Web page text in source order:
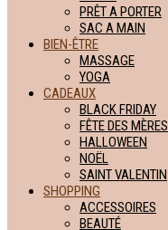
PRÊT A PORTER
SAC A MAIN
BIEN-ÊTRE
MASSAGE
YOGA
CADEAUX
BLACK FRIDAY
FÊTE DES MÈRES
HALLOWEEN
NOËL
SAINT VALENTIN
SHOPPING
ACCESSOIRES
BEAUTÉ